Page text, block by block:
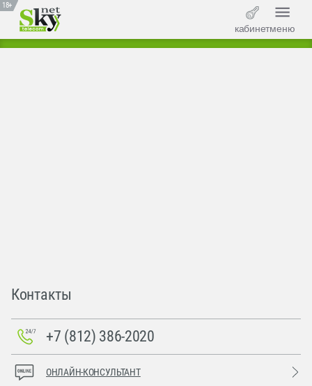
18+
кабинетменю
Контакты
+7 (812) 386-2020
ОНЛАЙН-КОНСУЛЬТАНТ